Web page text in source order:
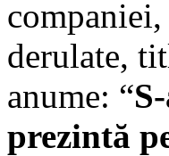
derulate,
anume: “
prezintă